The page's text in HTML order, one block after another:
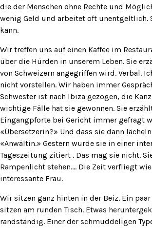
die der Menschen ohne Rechte und
wenig Geld und arbeitet oft unentgeltlich.
kann.
Wir treffen uns auf einen Kaffee im
über die Hürden in unserem Leben. Sie
von Schweizern angegriffen wird. Verbal.
nicht vorstellen. Wir haben immer
Schwester ist nach Ibiza gezogen, die
wichtige Fälle hat sie gewonnen. Sie
Eingangpforte bei Gericht immer gefragt
«Übersetzerin?» Und dass sie dann
«Anwältin.» Gestern wurde sie in einer
Tageszeitung zitiert . Das mag sie nicht.
Rampenlicht stehen…. Die Zeit verfliegt
interessante Frau.
Wir sitzen ganz hinten in der Beiz. Ein
sitzen am runden Tisch. Etwas
randständig. Einer der schmuddeligen